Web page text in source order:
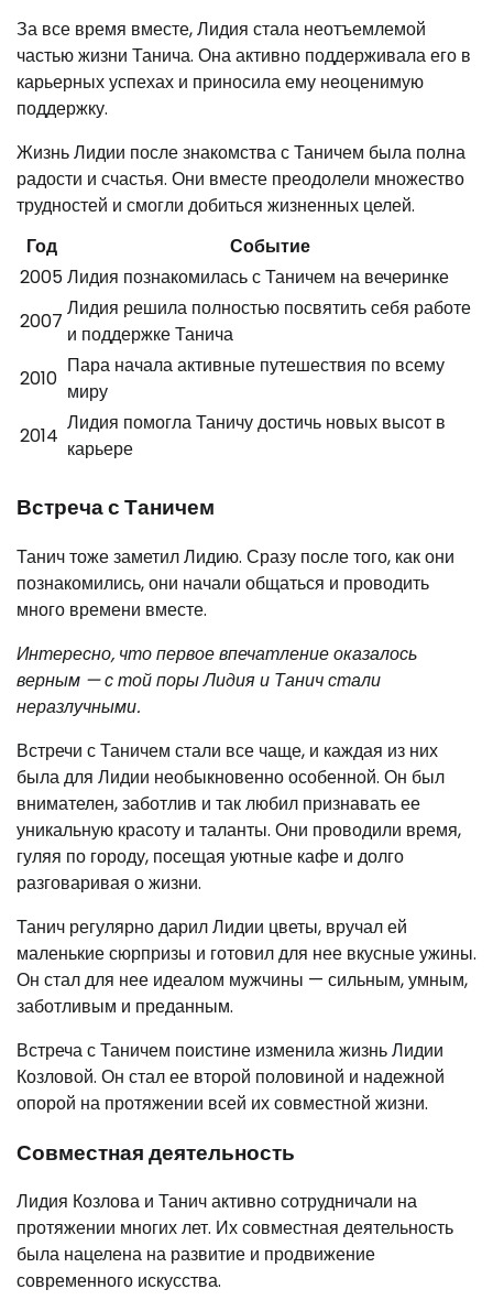
За все время вместе, Лидия стала неотъемлемой
частью жизни Танича. Она активно поддерживала его в
карьерных успехах и приносила ему неоценимую
поддержку.
Жизнь Лидии после знакомства с Таничем была полна
радости и счастья. Они вместе преодолели множество
трудностей и смогли добиться жизненных целей.
Год
Событие
2005Лидия познакомилась с Таничем на вечеринке
2007
Лидия решила полностью посвятить себя работе
и поддержке Танича
2010
Пара начала активные путешествия по всему
миру
2014
Лидия помогла Таничу достичь новых высот в
карьере
Встреча с Таничем
Танич тоже заметил Лидию. Сразу после того, как они
познакомились, они начали общаться и проводить
много времени вместе.
Интересно, что первое впечатление оказалось
верным — с той поры Лидия и Танич стали
неразлучными.
Встречи с Таничем стали все чаще, и каждая из них
была для Лидии необыкновенно особенной. Он был
внимателен, заботлив и так любил признавать ее
уникальную красоту и таланты. Они проводили время,
гуляя по городу, посещая уютные кафе и долго
разговаривая о жизни.
Танич регулярно дарил Лидии цветы, вручал ей
маленькие сюрпризы и готовил для нее вкусные ужины.
Он стал для нее идеалом мужчины — сильным, умным,
заботливым и преданным.
Встреча с Таничем поистине изменила жизнь Лидии
Козловой. Он стал ее второй половиной и надежной
опорой на протяжении всей их совместной жизни.
Совместная деятельность
Лидия Козлова и Танич активно сотрудничали на
протяжении многих лет. Их совместная деятельность
была нацелена на развитие и продвижение
современного искусства.